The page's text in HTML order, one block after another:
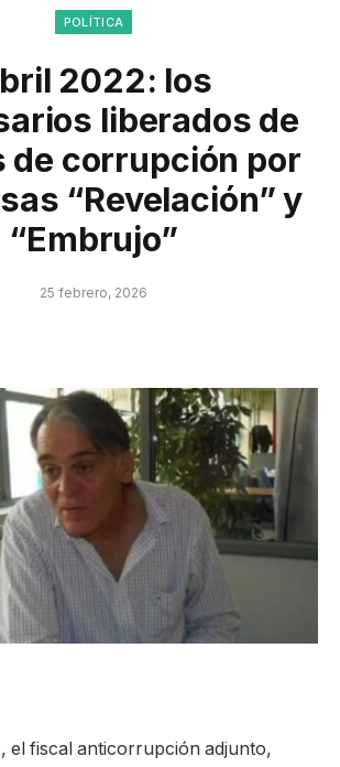
POLÍTICA
2022: los
liberados de
de corrupción por
“Revelación” y
“Embrujo”
25 febrero, 2026
el fiscal anticorrupción adjunto,